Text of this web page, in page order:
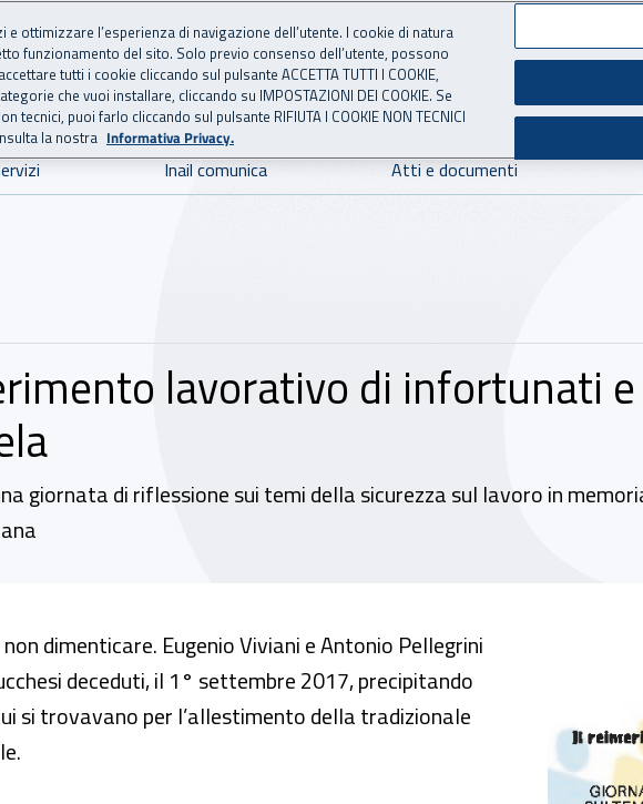
per l'Assicurazione
Inail comunica Atti e documenti
lavorativo di infortunati
giornata di riflessione sui temi della sicurezza sul lavoro in
lavorativo di infortunati e tecnopatici. Nuove
dimenticare. Eugenio Viviani e Antonio Pellegrini
deceduti, il 1° settembre 2017, precipitando
si trovavano per l’allestimento della tradizionale
ottimizzare l’esperienza di navigazione dell’utente. I cookie di natura
funzionamento del sito. Solo previo consenso dell’utente, possono
tutti i cookie cliccando sul pulsante ACCETTA TUTTI I COOKIE,
che vuoi installare, cliccando su IMPOSTAZIONI DEI COOKIE. Se
puoi farlo cliccando sul pulsante RIFIUTA I COOKIE NON TECNICI
la nostra Informativa Privacy.